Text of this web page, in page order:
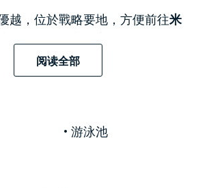
越，位於戰略要地，方便前往米
這裡讓您盡情享受寧靜，沉浸在綠
圍中，同時又能便捷地享受倫巴
活力城市提供的主要服務、基礎
。這種私密性和便利性的平衡，
色。
，風格優雅精緻。每個房間均
料
阅读全部
游泳池